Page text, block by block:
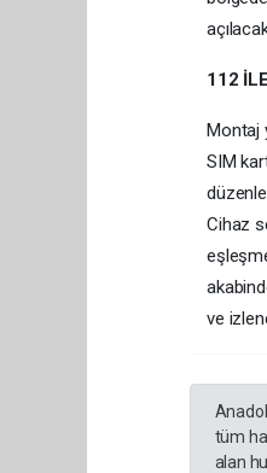
112
Montaj
SIM
Cihaz
ve
tüm
alan